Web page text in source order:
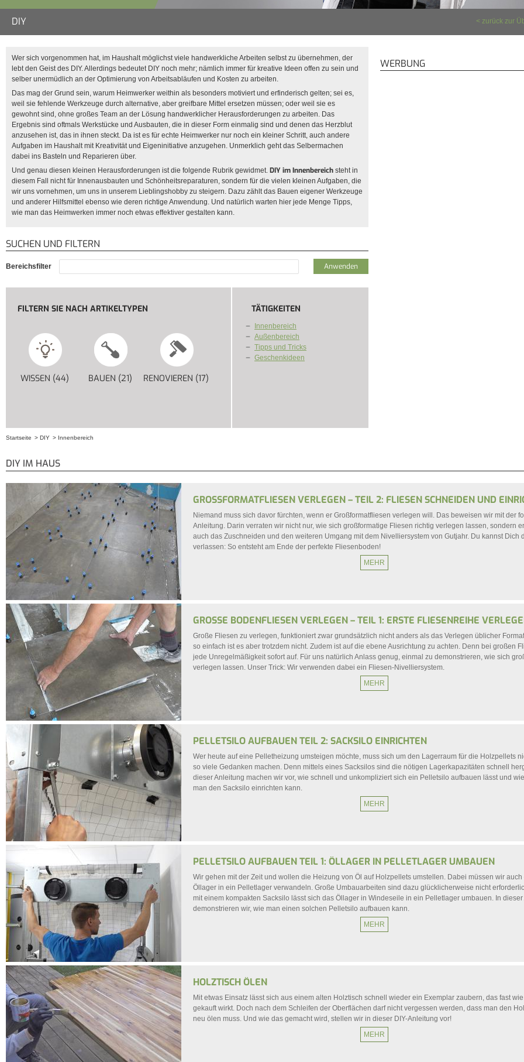
DIY zurück zur
Wer sich vorgenommen hat, im Haushalt möglichst viele handwerkliche Arbeiten selbst zu übernehmen, der
lebt den Geist des DIY. Allerdings bedeutet DIY noch mehr; nämlich immer für kreative Ideen offen zu sein und
selber unermüdlich an der Optimierung von Arbeitsabläufen und Kosten zu arbeiten.
Das mag der Grund sein, warum Heimwerker weithin als besonders motiviert und erfinderisch gelten; sei es,
weil sie fehlende Werkzeuge durch alternative, aber greifbare Mittel ersetzen müssen; oder weil sie es
gewohnt sind, ohne großes Team an der Lösung handwerklicher Herausforderungen zu arbeiten. Das
Ergebnis sind oftmals Werkstücke und Ausbauten, die in dieser Form einmalig sind und denen das Herzblut
anzusehen ist, das in ihnen steckt. Da ist es für echte Heimwerker nur noch ein kleiner Schritt, auch andere
Aufgaben im Haushalt mit Kreativität und Eigeninitiative anzugehen. Unmerklich geht das Selbermachen
dabei ins Basteln und Reparieren über.
Und genau diesen kleinen Herausforderungen ist die folgende Rubrik gewidmet. DIY im Innenbereich steht in
diesem Fall nicht für Innenausbauten und Schönheitsreparaturen, sondern für die vielen kleinen Aufgaben, die
wir uns vornehmen, um uns in unserem Lieblingshobby zu steigern. Dazu zählt das Bauen eigener Werkzeuge
und anderer Hilfsmittel ebenso wie deren richtige Anwendung. Und natürlich warten hier jede Menge Tipps,
wie man das Heimwerken immer noch etwas effektiver gestalten kann.
SUCHEN UND FILTERN
Bereichsfilter
FILTERN SIE NACH ARTIKELTYPEN
WISSEN (44) APPLY WISSEN FILTER
BAUEN (21) APPLY BAUEN FILTER
RENOVIEREN (17)
TÄTIGKEITEN
Innenbereich
Außenbereich
Tipps und Tricks
Geschenkideen
WERBUNG
Startseite DIY Innenbereich
DIY IM HAUS
GROSSFORMATFLIESEN VERLEGEN – TEIL 2: FLIESEN SCHNEIDEN UND
Niemand muss sich davor fürchten, wenn er Großformatfliesen verlegen will. Das beweisen wir mit der
Anleitung. Darin verraten wir nicht nur, wie sich großformatige Fliesen richtig verlegen lassen, sondern
auch das Zuschneiden und den weiteren Umgang mit dem Nivelliersystem von Gutjahr. Du kannst Dich
verlassen: So entsteht am Ende der perfekte Fliesenboden!
MEHR
GROSSE BODENFLIESEN VERLEGEN – TEIL 1: ERSTE FLIESENREIHE VERLEGEN
Große Fliesen zu verlegen, funktioniert zwar grundsätzlich nicht anders als das Verlegen üblicher
so einfach ist es aber trotzdem nicht. Zudem ist auf die ebene Ausrichtung zu achten. Denn bei großen
jede Unregelmäßigkeit sofort auf. Für uns natürlich Anlass genug, einmal zu demonstrieren, wie sich
verlegen lassen. Unser Trick: Wir verwenden dabei ein Fliesen-Nivelliersystem.
MEHR
PELLETSILO AUFBAUEN TEIL 2: SACKSILO EINRICHTEN
Wer heute auf eine Pelletheizung umsteigen möchte, muss sich um den Lagerraum für die Holzpellets
so viele Gedanken machen. Denn mittels eines Sacksilos sind die nötigen Lagerkapazitäten schnell
dieser Anleitung machen wir vor, wie schnell und unkompliziert sich ein Pelletsilo aufbauen lässt und
man den Sacksilo einrichten kann.
MEHR
PELLETSILO AUFBAUEN TEIL 1: ÖLLAGER IN PELLETLAGER UMBAUEN
Wir gehen mit der Zeit und wollen die Heizung von Öl auf Holzpellets umstellen. Dabei müssen wir auch
Öllager in ein Pelletlager verwandeln. Große Umbauarbeiten sind dazu glücklicherweise nicht
mit einem kompakten Sacksilo lässt sich das Öllager in Windeseile in ein Pelletlager umbauen. In dieser
demonstrieren wir, wie man einen solchen Pelletsilo aufbauen kann.
MEHR
HOLZTISCH ÖLEN
Mit etwas Einsatz lässt sich aus einem alten Holztisch schnell wieder ein Exemplar zaubern, das fast
gekauft wirkt. Doch nach dem Schleifen der Oberflächen darf nicht vergessen werden, dass man den
neu ölen muss. Und wie das gemacht wird, stellen wir in dieser DIY-Anleitung vor!
MEHR